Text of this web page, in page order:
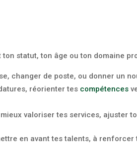
statut, ton âge ou ton domaine
changer de poste, ou donner un
réorienter tes compétences
valoriser tes services, ajuster
en avant tes talents, à